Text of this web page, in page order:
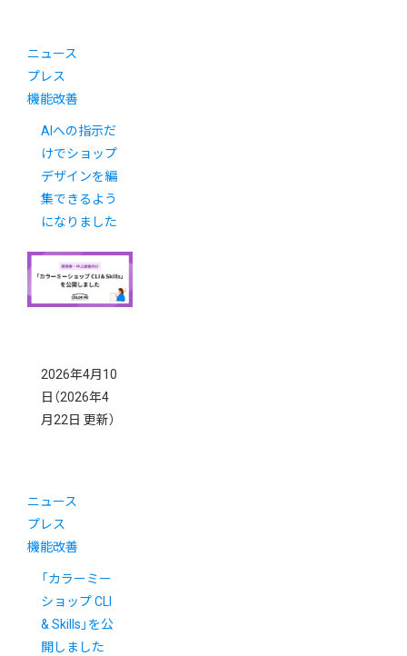
ニュース
プレス
機能改善
AIへの指示だ
けでショップ
デザインを編
集できるよう
になりました
2026年4月10
日 （2026年4
月22日 更新）
ニュース
プレス
機能改善
「カラーミー
ショップ CLI
& Skills」を公
開しました